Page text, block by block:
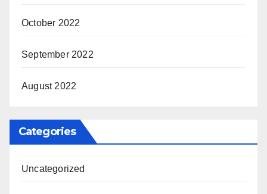
October 2022
September 2022
August 2022
Categories
Uncategorized